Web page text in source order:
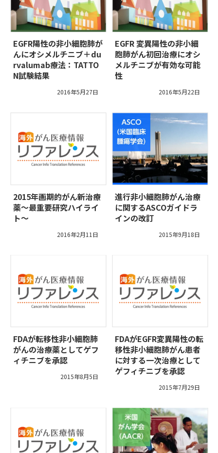
EGFR陽性の非小細胞肺が
んにオシメルチニブ＋du
rvalumab療法：TATTO
N試験結果
2016年5月27日
EGFR 変異陽性の非小細
胞肺がん初回治療にオシ
メルチニブが有効な可能
性
2016年5月22日
2015年画期的がん新治療
薬〜最重要研究ハイライ
ト～
2016年2月11日
進行非小細胞肺がん治療
に関するASCOガイドラ
インの改訂
2015年9月18日
FDAが転移性非小細胞肺
がんの治療薬としてゲフ
ィチニブを承認
2015年8月5日
FDAがEGFR変異陽性の転
移性非小細胞肺がん患者
に対する一次治療として
ゲフィチニブを承認
2015年7月29日